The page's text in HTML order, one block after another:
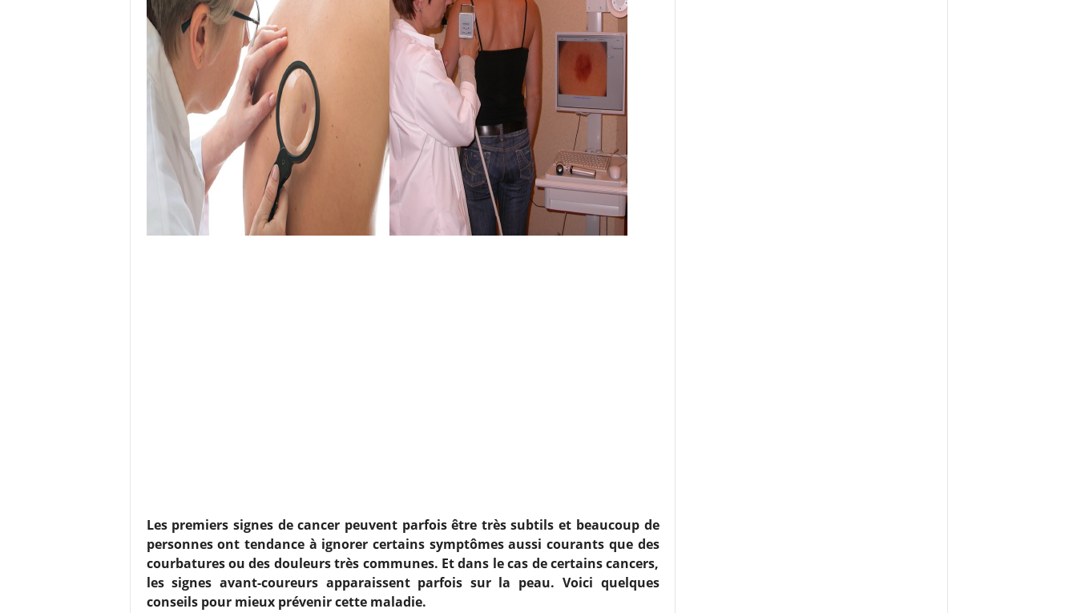
Les premiers signes de cancer peuvent parfois être très subtils et beaucoup de
personnes ont tendance à ignorer certains symptômes aussi courants que des
courbatures ou des douleurs très communes. Et dans le cas de certains cancers,
les signes avant-coureurs apparaissent parfois sur la peau. Voici quelques
conseils pour mieux prévenir cette maladie.